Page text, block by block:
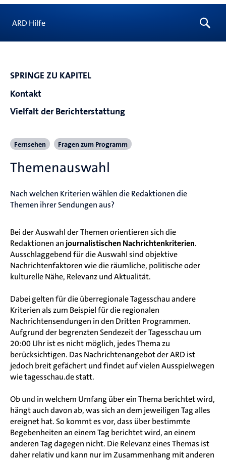
ARD Hilfe
SPRINGE ZU KAPITEL
Kontakt
Vielfalt der Berichterstattung
Fernsehen Fragen zum Programm
Themenauswahl
Nach welchen Kriterien wählen die Redaktionen die
Themen ihrer Sendungen aus?
Bei der Auswahl der Themen orientieren sich die
Redaktionen an journalistischen Nachrichtenkriterien.
Ausschlaggebend für die Auswahl sind objektive
Nachrichtenfaktoren wie die räumliche, politische oder
kulturelle Nähe, Relevanz und Aktualität.
Dabei gelten für die überregionale Tagesschau andere
Kriterien als zum Beispiel für die regionalen
Nachrichtensendungen in den Dritten Programmen.
Aufgrund der begrenzten Sendezeit der Tagesschau um
20:00 Uhr ist es nicht möglich, jedes Thema zu
berücksichtigen. Das Nachrichtenangebot der ARD ist
jedoch breit gefächert und findet auf vielen Ausspielwegen
wie tagesschau.de statt.
Ob und in welchem Umfang über ein Thema berichtet wird,
hängt auch davon ab, was sich an dem jeweiligen Tag alles
ereignet hat. So kommt es vor, dass über bestimmte
Begebenheiten an einem Tag berichtet wird, an einem
anderen Tag dagegen nicht. Die Relevanz eines Themas ist
daher relativ und kann nur im Zusammenhang mit anderen